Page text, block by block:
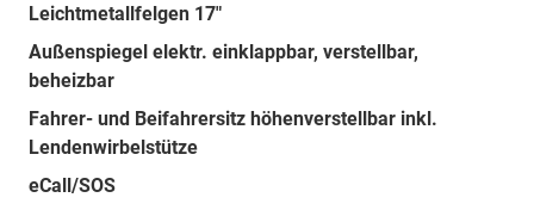
Leichtmetallfelgen 17"
Außenspiegel elektr. einklappbar, verstellbar,
beheizbar
Fahrer- und Beifahrersitz höhenverstellbar inkl.
Lendenwirbelstütze
eCall/SOS